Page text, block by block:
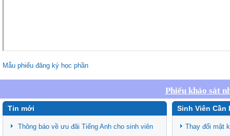
Mẫu phiếu đăng ký học phần
Phiếu khảo sát
Tin mới
Thông báo về ưu đãi Tiếng Anh cho sinh viên
Sinh Viên Cần
Thay đổi mật